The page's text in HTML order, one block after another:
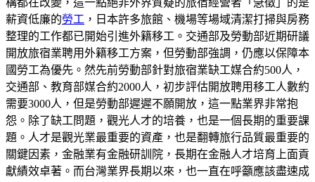
薪資低廉的勞工 ，日本許多旅館、機場等場域清潔打掃與房務
整理的工作都已開始引進外籍移工。交通部及勞動部近期研議
開放旅宿業聘用外籍移工方案，但勞動部強調，仍應以保障本
國勞工為優先。然先前勞動部針對旅宿業缺工媒合約500人，
交通部、教育部媒合約2000人，初步評估開放聘用移工人數約
需要3000人，但是勞動部遲遲不願開放，這一點業界非常抱
怨。除了缺工問題，觀光人才的培養，也是一個長期的重要課
題。人才是觀光業最重要的資產，也是翻轉旅行品質最重要的
關鍵因素，金融業有金融研訓院，長期在金融人才培育上面貢
獻績效卓著。而台灣業界長期以來，也一直在呼籲應該盡速成